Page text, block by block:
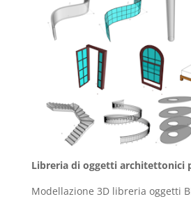
Libreria di oggetti architettonici
Modellazione 3D libreria oggetti